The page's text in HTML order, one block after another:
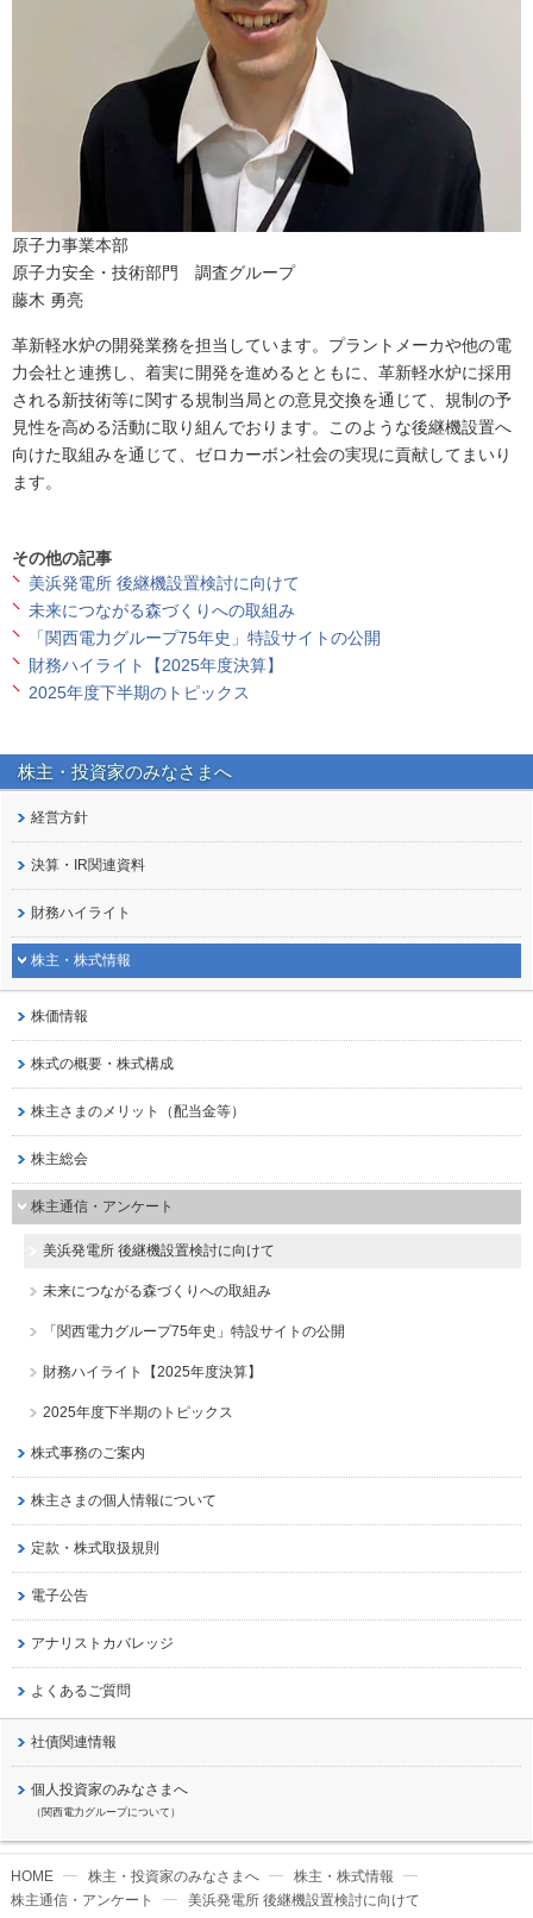
HOME 株主・投資家のみなさまへ
株主・株式情報
株主通信・アンケート
美浜発電所 後継機設置検討に向けて
原子力事業本部
原子力安全・技術部門 調査グループ
藤木 勇亮
革新軽水炉の開発業務を担当しています。プラントメーカや他の電
力会社と連携し、着実に開発を進めるとともに、革新軽水炉に採用
される新技術等に関する規制当局との意見交換を通じて、規制の予
見性を高める活動に取り組んでおります。このような後継機設置へ
向けた取組みを通じて、ゼロカーボン社会の実現に貢献してまいり
ます。
その他の記事
美浜発電所 後継機設置検討に向けて
未来につながる森づくりへの取組み
「関西電力グループ75年史」特設サイトの公開
財務ハイライト【2025年度決算】
2025年度下半期のトピックス
株主・投資家のみなさまへ
経営方針
決算・IR関連資料
財務ハイライト
株主・株式情報
株価情報
株式の概要・株式構成
株主さまのメリット（配当金等）
株主総会
株主通信・アンケート
美浜発電所 後継機設置検討に向けて
未来につながる森づくりへの取組み
「関西電力グループ75年史」特設サイトの公開
財務ハイライト【2025年度決算】
2025年度下半期のトピックス
株式事務のご案内
株主さまの個人情報について
定款・株式取扱規則
電子公告
アナリストカバレッジ
よくあるご質問
社債関連情報
個人投資家のみなさまへ
（関西電力グループについて）